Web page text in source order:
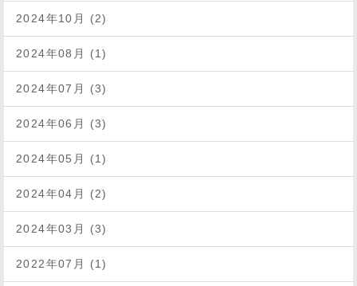
2024年10月 (2)
2024年08月 (1)
2024年07月 (3)
2024年06月 (3)
2024年05月 (1)
2024年04月 (2)
2024年03月 (3)
2022年07月 (1)